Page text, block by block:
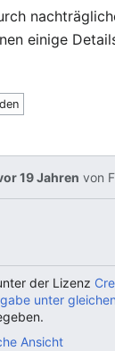
einige
19 Jahren von
der Lizenz
unter
Ansicht